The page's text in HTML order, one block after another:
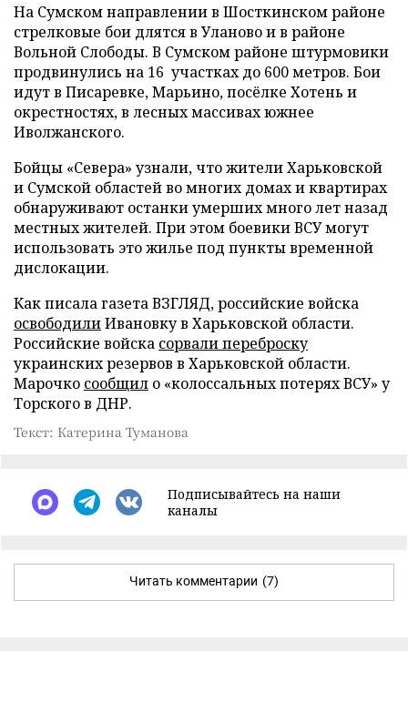
На Сумском направлении в Шосткинском районе
стрелковые бои длятся в Уланово и в районе
Вольной Слободы. В Сумском районе штурмовики
продвинулись на 16 участках до 600 метров. Бои
идут в Писаревке, Марьино, посёлке Хотень и
окрестностях, в лесных массивах южнее
Иволжанского.
Бойцы «Севера» узнали, что жители Харьковской
и Сумской областей во многих домах и квартирах
обнаруживают останки умерших много лет назад
местных жителей. При этом боевики ВСУ могут
использовать это жилье под пункты временной
дислокации.
Как писала газета ВЗГЛЯД, российские войска
освободилиИвановку в Харьковской области.
Российские войска сорвали переброску
украинских резервов в Харьковской области.
Марочко сообщил о «колоссальных потерях ВСУ» у
Торского в ДНР.
Текст: Катерина Туманова
Подписывайтесь на наши
каналы
Читать комментарии (7)